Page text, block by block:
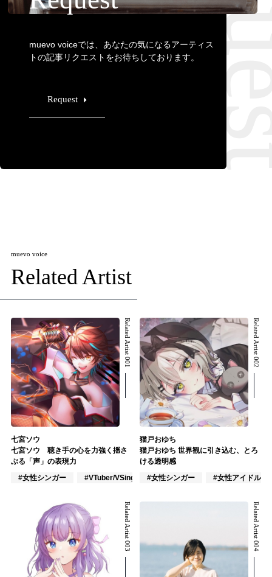
muevo voiceでは、あなたの気になるアーティス
トの記事リクエストをお待ちしております。
Request
muevo voice
Related Artist
Related Artist 001
七宮ソウ
七宮ソウ 聴き手の心を力強く揺さ
ぶる「声」の表現力
#女性シンガー
#VTuber/VSinger #声優
Related Artist 002
猫戸おゆち
猫戸おゆち 世界観に引き込む、とろ
ける透明感
#女性シンガー
#女性アイドル
Related Artist 003 Related Artist 004